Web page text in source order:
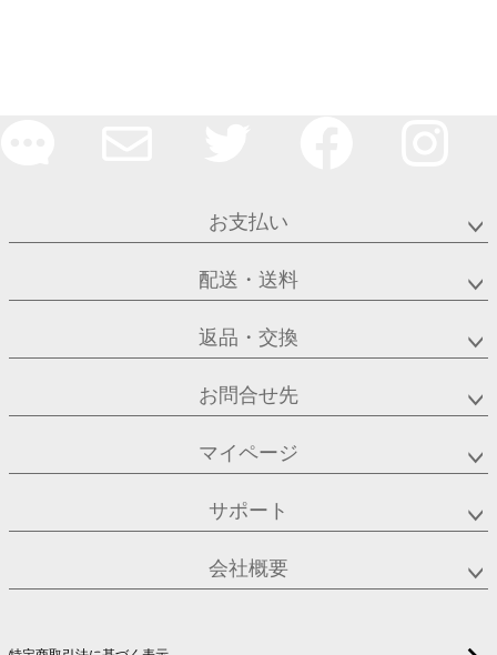
お支払い
配送・送料
返品・交換
お問合せ先
マイページ
サポート
会社概要